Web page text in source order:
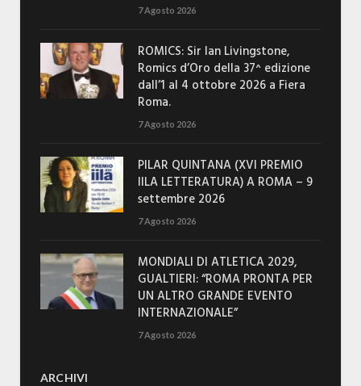
7 Agosto 2026
ROMICS: Sir Ian Livingstone,
Romics d’Oro della 37^ edizione
dall’1 al 4 ottobre 2026 a Fiera
Roma.
7 Agosto 2026
PILAR QUINTANA (XVI PREMIO
IILA LETTERATURA) A ROMA – 9
settembre 2026
7 Agosto 2026
MONDIALI DI ATLETICA 2029,
GUALTIERI: “ROMA PRONTA PER
UN ALTRO GRANDE EVENTO
INTERNAZIONALE”
7 Agosto 2026
ARCHIVI